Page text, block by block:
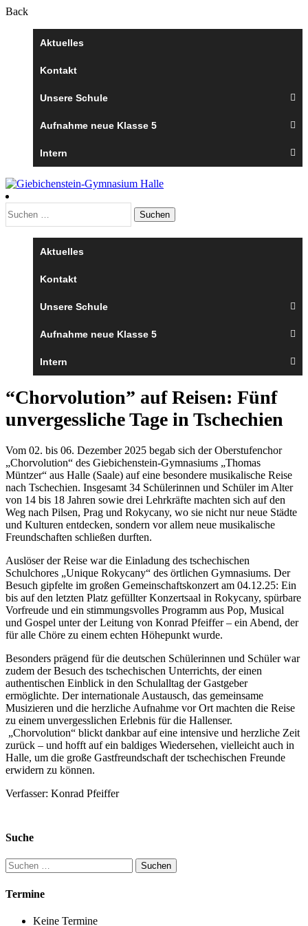
Back
Aktuelles
Kontakt
Unsere Schule
Aufnahme neue Klasse 5
Intern
nach:
Aktuelles
Kontakt
Unsere Schule
Aufnahme neue Klasse 5
Intern
“Chorvolution” auf Reisen: Fünf
unvergessliche Tage in Tschechien
Vom 02. bis 06. Dezember 2025 begab sich der Oberstufenchor
„Chorvolution“ des Giebichenstein-Gymnasiums „Thomas
Müntzer“ aus Halle (Saale) auf eine besondere musikalische Reise
nach Tschechien. Insgesamt 34 Schülerinnen und Schüler im Alter
von 14 bis 18 Jahren sowie drei Lehrkräfte machten sich auf den
Weg nach Pilsen, Prag und Rokycany, wo sie nicht nur neue Städte
und Kulturen entdecken, sondern vor allem neue musikalische
Freundschaften schließen durften.
Auslöser der Reise war die Einladung des tschechischen
Schulchores „Unique Rokycany“ des örtlichen Gymnasiums. Der
Besuch gipfelte im großen Gemeinschaftskonzert am 04.12.25: Ein
bis auf den letzten Platz gefüllter Konzertsaal in Rokycany, spürbare
Vorfreude und ein stimmungsvolles Programm aus Pop, Musical
und Gospel unter der Leitung von Konrad Pfeiffer – ein Abend, der
für alle Chöre zu einem echten Höhepunkt wurde.
Besonders prägend für die deutschen Schülerinnen und Schüler war
zudem der Besuch des tschechischen Unterrichts, der einen
authentischen Einblick in den Schulalltag der Gastgeber
ermöglichte. Der internationale Austausch, das gemeinsame
Musizieren und die herzliche Aufnahme vor Ort machten die Reise
zu einem unvergesslichen Erlebnis für die Hallenser.
„Chorvolution“ blickt dankbar auf eine intensive und herzliche Zeit
zurück – und hofft auf ein baldiges Wiedersehen, vielleicht auch in
Halle, um die große Gastfreundschaft der tschechischen Freunde
erwidern zu können.
Verfasser: Konrad Pfeiffer
Suche
Suchen
nach:
Termine
Keine Termine